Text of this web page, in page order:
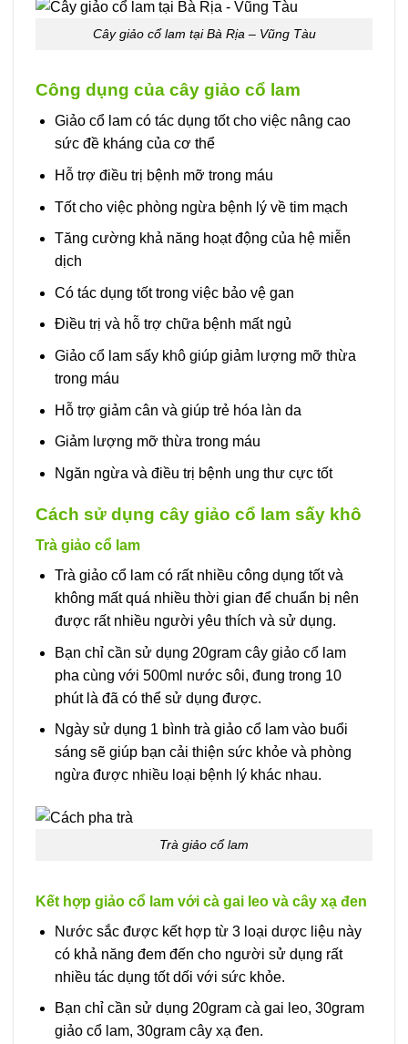
Cây giảo cổ lam tại Bà Rịa – Vũng Tàu
Công dụng của cây giảo cổ lam
Giảo cổ lam có tác dụng tốt cho việc nâng cao
sức đề kháng của cơ thể
Hỗ trợ điều trị bệnh mỡ trong máu
Tốt cho việc phòng ngừa bệnh lý về tim mạch
Tăng cường khả năng hoạt động của hệ miễn
dịch
Có tác dụng tốt trong việc bảo vệ gan
Điều trị và hỗ trợ chữa bệnh mất ngủ
Giảo cổ lam sấy khô giúp giảm lượng mỡ thừa
trong máu
Hỗ trợ giảm cân và giúp trẻ hóa làn da
Giảm lượng mỡ thừa trong máu
Ngăn ngừa và điều trị bệnh ung thư cực tốt
Cách sử dụng cây giảo cổ lam sấy khô
Trà giảo cổ lam
Trà giảo cổ lam có rất nhiều công dụng tốt và
không mất quá nhiều thời gian để chuẩn bị nên
được rất nhiều người yêu thích và sử dụng.
Bạn chỉ cần sử dụng 20gram cây giảo cổ lam
pha cùng với 500ml nước sôi, đung trong 10
phút là đã có thể sử dụng được.
Ngày sử dụng 1 bình trà giảo cổ lam vào buổi
sáng sẽ giúp bạn cải thiện sức khỏe và phòng
ngừa được nhiều loại bệnh lý khác nhau.
Trà giảo cổ lam
Kết hợp giảo cổ lam với cà gai leo và cây xạ đen
Nước sắc được kết hợp từ 3 loại dược liệu này
có khả năng đem đến cho người sử dụng rất
nhiều tác dụng tốt dối với sức khỏe.
Bạn chỉ cần sử dụng 20gram cà gai leo, 30gram
giảo cổ lam, 30gram cây xạ đen.